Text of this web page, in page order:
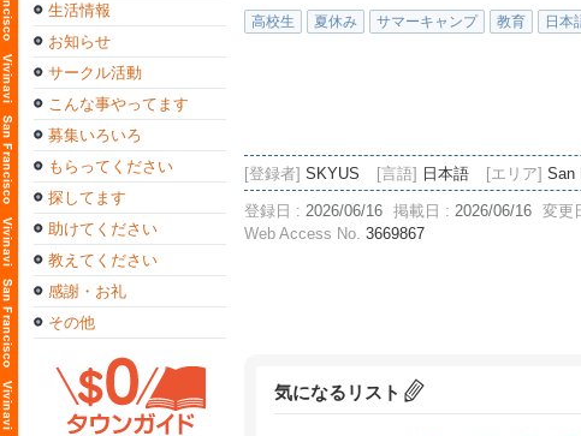
生活情報
お知らせ
サークル活動
こんな事やってます
募集いろいろ
もらってください
探してます
助けてください
教えてください
感謝・お礼
その他
高校生 夏休み サマーキャンプ 教育 日本
[登録者] SKYUS [言語] 日本語 [エリア] San
登録日 : 2026/06/16 掲載日 : 2026/06/16 変更
Web Access No. 3669867
気になるリスト